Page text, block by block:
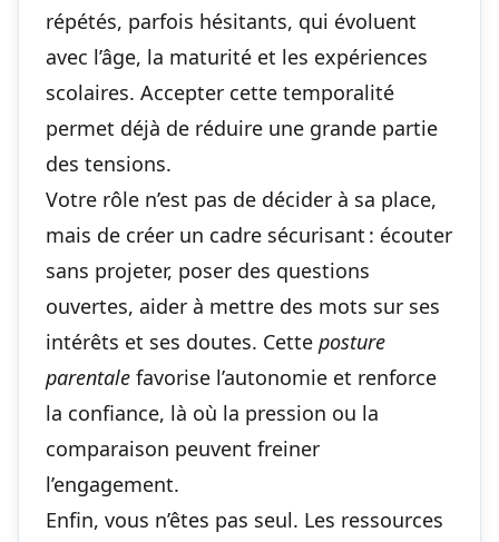
répétés, parfois hésitants, qui évoluent
avec l’âge, la maturité et les expériences
scolaires. Accepter cette temporalité
permet déjà de réduire une grande partie
des tensions.
Votre rôle n’est pas de décider à sa place,
mais de créer un cadre sécurisant : écouter
sans projeter, poser des questions
ouvertes, aider à mettre des mots sur ses
intérêts et ses doutes. Cette posture
parentale favorise l’autonomie et renforce
la confiance, là où la pression ou la
comparaison peuvent freiner
l’engagement.
Enfin, vous n’êtes pas seul. Les ressources